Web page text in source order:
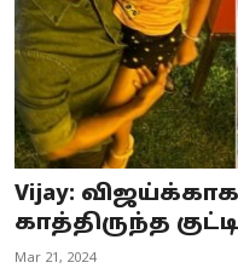
Vijay:
காத்திருந்த
Mar 21, 2024